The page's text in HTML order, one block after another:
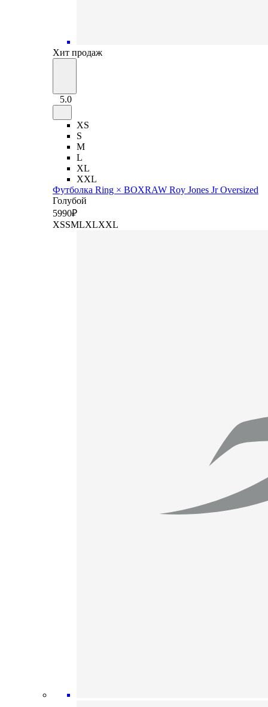
Хит продаж
5.0
XS
S
M
L
XL
XXL
Футболка Ring × BOXRAW Roy Jones Jr Oversized
Голубой
5990₽
XSSMLXLXXL